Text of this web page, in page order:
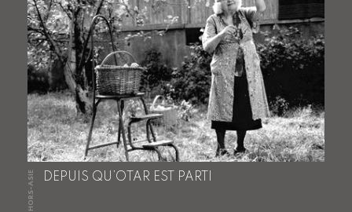
HORS-ASIE DEPUIS QU’OTAR EST PARTI